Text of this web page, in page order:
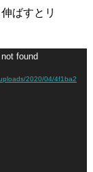
ばすとリ
found
2020/04/4f1ba2